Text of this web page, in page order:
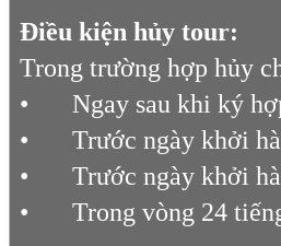
Điều kiện hủy tour:
Trong trường hợp hủy
•
Ngay sau khi ký
•
Trước ngày khởi
•
Trước ngày khởi
•
Trong vòng 24